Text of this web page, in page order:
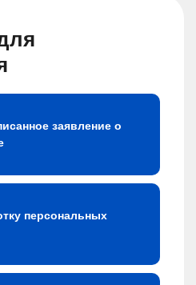
заявление о
персональных